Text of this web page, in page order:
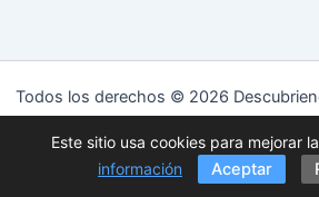
Todos los derechos © 2026
Política de privacidad|Política de
Este sitio usa cookies para mejorar
información
Aceptar